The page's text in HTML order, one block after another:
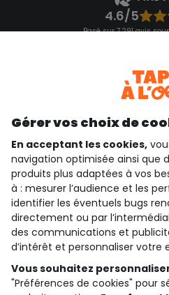
4.6/5
Basé sur 7 291 avis
Consulter
qui sommes-nous ?
besoin d'aide ?
le club fidélité
notre catalogue
Gérer vos choix de
En acceptant les cookies,
navigation optimisée ainsi que
produits plus adaptées à vos
à : mesurer l’audience et les
identifier les éventuels bugs
directement ou par
des communications et
d’intérêt et personnaliser votre
Vous souhaitez
"Préférences de cookies" pour